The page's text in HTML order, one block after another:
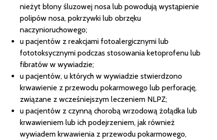
nieżyt błony śluzowej nosa lub powodują wystąpienie
polipów nosa, pokrzywki lub obrzęku
naczynioruchowego;
u pacjentów z reakcjami fotoalergicznymi lub
fototoksycznymi podczas stosowania ketoprofenu lub
fibratów w wywiadzie;
u pacjentów, u których w wywiadzie stwierdzono
krwawienie z przewodu pokarmowego lub perforację,
związane z wcześniejszym leczeniem NLPZ;
u pacjentów z czynną chorobą wrzodową żołądka lub
krwawieniem lub ich podejrzeniem, jak również
wywiadem krwawienia z przewodu pokarmowego,